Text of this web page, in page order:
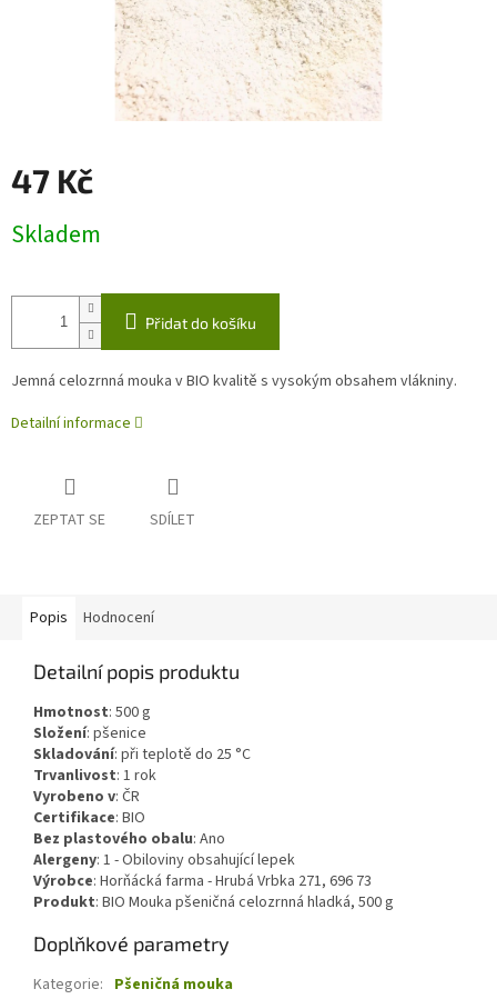
47 Kč
cena:
Skladem
Přidat do košíku
Jemná celozrnná mouka v BIO kvalitě s vysokým obsahem vlákniny.
Detailní informace
ZEPTAT SE SDÍLET
Popis Hodnocení
Detailní popis produktu
Hmotnost: 500g
Složení: pšenice
Skladování: při teplotě do 25 °C
Trvanlivost: 1 rok
Vyrobeno v: ČR
Certifikace: BIO
Bez plastového obalu: Ano
Alergeny: 1 - Obiloviny obsahující lepek
Výrobce: Horňácká farma - Hrubá Vrbka 271, 696 73
Produkt: BIO Mouka pšeničná celozrnná hladká, 500 g
Doplňkové parametry
Kategorie: Pšeničná mouka